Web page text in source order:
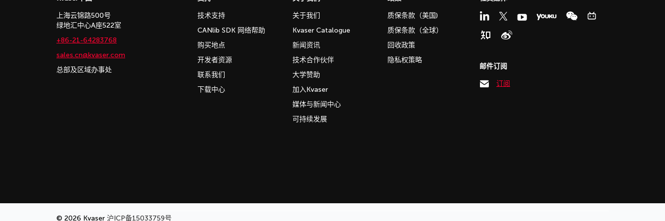
上海云锦路500号
绿地汇中心A座522室
+86-21-64283768
sales.cn@kvaser.com
总部及区域办事处
技术支持
CANlib SDK 网络帮助
购买地点
开发者资源
联系我们
下载中心
关于我们
Kvaser Catalogue
新闻资讯
技术合作伙伴
大学赞助
加入Kvaser
媒体与新闻中心
可持续发展
质保条款（美国)
质保条款（全球）
回收政策
隐私权策略
邮件订阅
订阅
© 2026 Kvaser 沪ICP备15033759号